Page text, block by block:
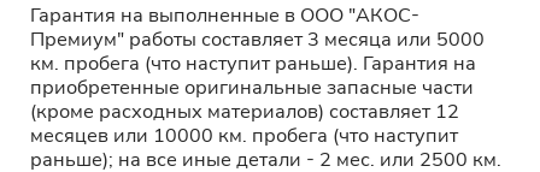
Гарантия на выполненные в ООО "АКОС-
Премиум" работы составляет 3 месяца или 5000
км. пробега (что наступит раньше). Гарантия на
приобретенные оригинальные запасные части
(кроме расходных материалов) составляет 12
месяцев или 10000 км. пробега (что наступит
раньше); на все иные детали - 2 мес. или 2500 км.